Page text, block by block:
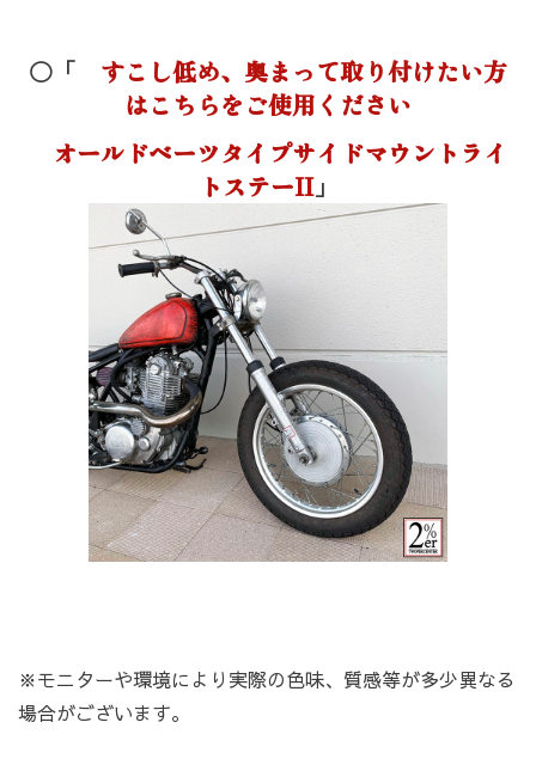
〇「 すこし低め、奥まって取り付けたい方
はこちらをご使用ください
オールドベーツタイプサイドマウントライ
トステーII」
※モニターや環境により実際の色味、質感等が多少異なる
場合がございます。